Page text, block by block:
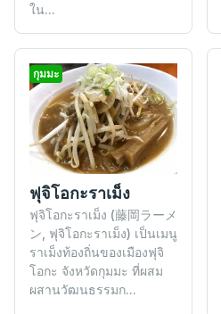
ใน...
กุมมะ
ฟุจิโอกะราเม็ง
ฟุจิโอกะราเม็ง (藤岡ラーメ
ン, ฟุจิโอกะราเม็ง) เป็นเมนู
ราเม็งท้องถิ่นของเมืองฟุจิ
โอกะ จังหวัดกุมมะ ที่ผสม
ผสานวัฒนธรรมก...